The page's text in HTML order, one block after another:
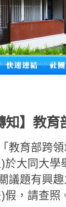
知】教
教育部跨
於大同大學
議題有興
假，請查照